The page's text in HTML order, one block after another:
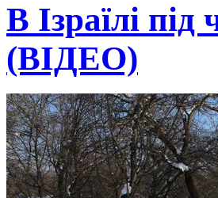
В Ізраїлі
(ВІДЕО)